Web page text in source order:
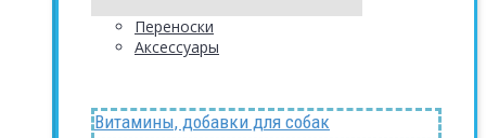
Переноски
Аксессуары
Витамины, добавки для собак